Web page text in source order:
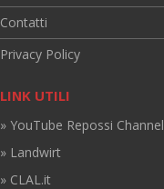
Contatti
Privacy Policy
LINK UTILI
» YouTube Repossi Channel
» Landwirt
» CLAL.it